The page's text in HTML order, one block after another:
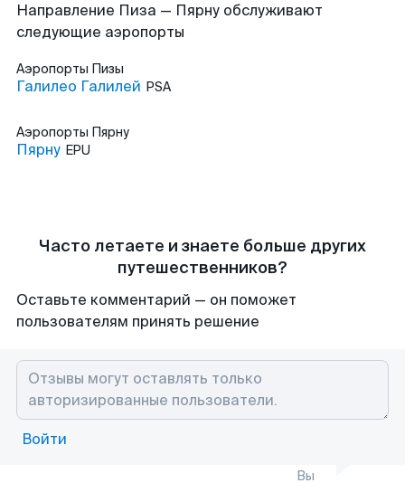
Направление Пиза — Пярну обслуживают
следующие аэропорты
Аэропорты Пизы
Галилео Галилей PSA
Аэропорты Пярну
Пярну EPU
Часто летаете и знаете больше других
путешественников?
Оставьте комментарий — он поможет
пользователям принять решение
Войти
Вы